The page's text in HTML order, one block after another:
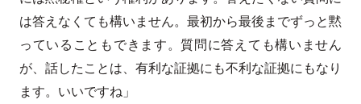
は答えなくても構いません。最初から最後までずっと黙
っていることもできます。質問に答えても構いません
が、話したことは、有利な証拠にも不利な証拠にもなり
ます。いいですね」